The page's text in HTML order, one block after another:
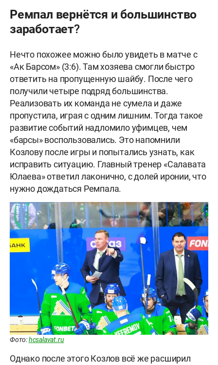
Ремпал вернётся и большинство
заработает?
Нечто похожее можно было увидеть в матче с
«Ак Барсом» (3:6). Там хозяева смогли быстро
ответить на пропущенную шайбу. После чего
получили четыре подряд большинства.
Реализовать их команда не сумела и даже
пропустила, играя с одним лишним. Тогда такое
развитие событий надломило уфимцев, чем
«барсы» воспользовались. Это напомнили
Козлову после игры и попытались узнать, как
исправить ситуацию. Главный тренер «Салавата
Юлаева» ответил лаконично, с долей иронии, что
нужно дождаться Ремпала.
Фото:hcsalavat.ru
Однако после этого Козлов всё же расширил